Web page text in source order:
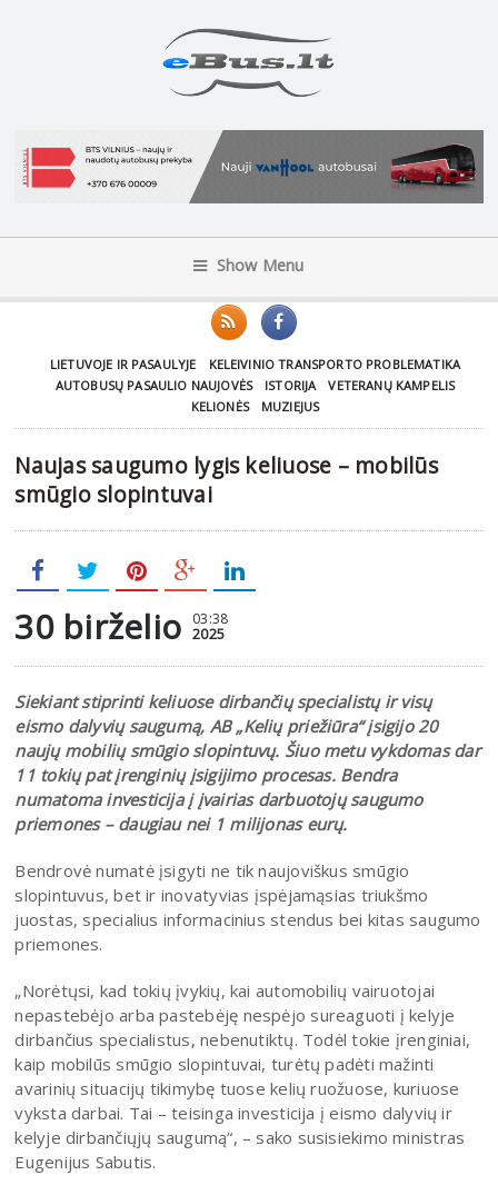
Show Menu
LIETUVOJE IR PASAULYJE
KELEIVINIO TRANSPORTO PROBLEMATIKA
AUTOBUSŲ PASAULIO NAUJOVĖS
ISTORIJA
VETERANŲ KAMPELIS
KELIONĖS
MUZIEJUS
Naujas saugumo lygis keliuose – mobilūs
smūgio slopintuvai
30 birželio 03:38
2025
Siekiant stiprinti keliuose dirbančių specialistų ir visų
eismo dalyvių saugumą, AB „Kelių priežiūra“ įsigijo 20
naujų mobilių smūgio slopintuvų. Šiuo metu vykdomas dar
11 tokių pat įrenginių įsigijimo procesas. Bendra
numatoma investicija į įvairias darbuotojų saugumo
priemones – daugiau nei 1 milijonas eurų.
Bendrovė numatė įsigyti ne tik naujoviškus smūgio
slopintuvus, bet ir inovatyvias įspėjamąsias triukšmo
juostas, specialius informacinius stendus bei kitas saugumo
priemones.
„Norėtųsi, kad tokių įvykių, kai automobilių vairuotojai
nepastebėjo arba pastebėję nespėjo sureaguoti į kelyje
dirbančius specialistus, nebenutiktų. Todėl tokie įrenginiai,
kaip mobilūs smūgio slopintuvai, turėtų padėti mažinti
avarinių situacijų tikimybę tuose kelių ruožuose, kuriuose
vyksta darbai. Tai – teisinga investicija į eismo dalyvių ir
kelyje dirbančiųjų saugumą“, – sako susisiekimo ministras
Eugenijus Sabutis.